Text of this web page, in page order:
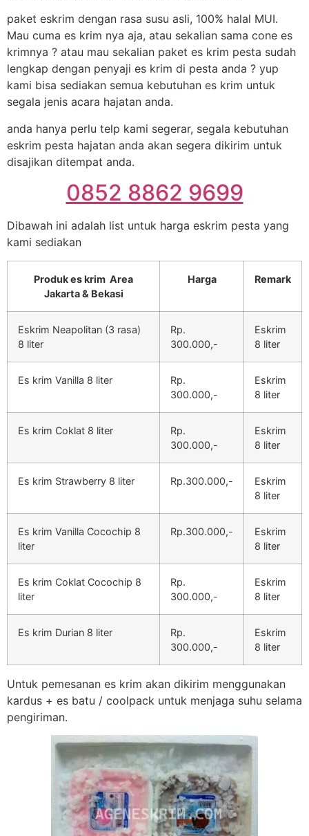
paket eskrim dengan rasa susu asli, 100% halal MUI.
Mau cuma es krim nya aja, atau sekalian sama cone es
krimnya ? atau mau sekalian paket es krim pesta sudah
lengkap dengan penyaji es krim di pesta anda ? yup
kami bisa sediakan semua kebutuhan es krim untuk
segala jenis acara hajatan anda.
anda hanya perlu telp kami segerar, segala kebutuhan
eskrim pesta hajatan anda akan segera dikirim untuk
disajikan ditempat anda.
0852 8862 9699
Dibawah ini adalah list untuk harga eskrim pesta yang
kami sediakan
Produk es krim Area
Jakarta & Bekasi
Harga Remark
Eskrim Neapolitan (3 rasa)
8 liter
Rp.
300.000,-
Eskrim
8 liter
Es krim Vanilla 8 liter
Rp.
300.000,-
Eskrim
8 liter
Es krim Coklat 8 liter
Rp.
300.000,-
Eskrim
8 liter
Es krim Strawberry 8 liter Rp.300.000,-
Eskrim
8 liter
Es krim Vanilla Cocochip 8
liter
Rp.300.000,-
Eskrim
8 liter
Es krim Coklat Cocochip 8
liter
Rp.
300.000,-
Eskrim
8 liter
Es krim Durian 8 liter
Rp.
300.000,-
Eskrim
8 liter
Untuk pemesanan es krim akan dikirim menggunakan
kardus + es batu / coolpack untuk menjaga suhu selama
pengiriman.